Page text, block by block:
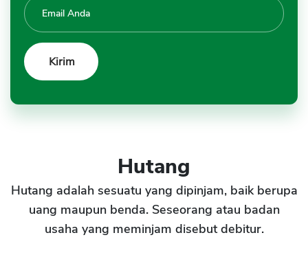
Hutang
Hutang adalah sesuatu yang dipinjam, baik berupa
uang maupun benda. Seseorang atau badan
usaha yang meminjam disebut debitur.